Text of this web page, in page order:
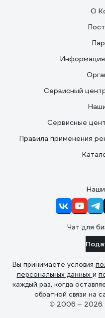
О
Сервисный
Сервисные
Правила применения
Чат для
Вы принимаете условия
персональных данных и
каждый раз, когда
обратной связи на
© 2006 — 2026.